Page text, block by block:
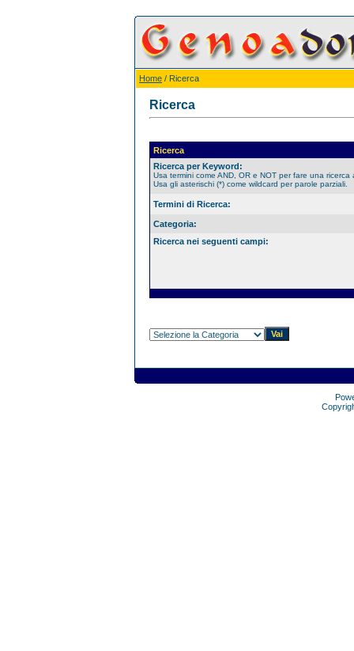
Home / Ricerca
Ricerca
Ricerca
Ricerca per Keyword:
Usa termini come AND, OR e NOT per fare una ricerca
Usa gli asterischi (*) come wildcard per parole parziali.
Termini di Ricerca:
Categoria:
Ricerca nei seguenti campi: